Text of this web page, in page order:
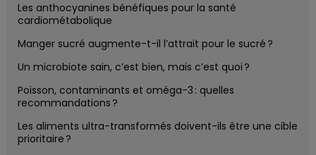
Les anthocyanines bénéfiques pour la santé
cardiométabolique
Manger sucré augmente-t-il l’attrait pour le sucré ?
Un microbiote sain, c’est bien, mais c’est quoi ?
Poisson, contaminants et oméga-3 : quelles
recommandations ?
Les aliments ultra-transformés doivent-ils être une cible
prioritaire ?